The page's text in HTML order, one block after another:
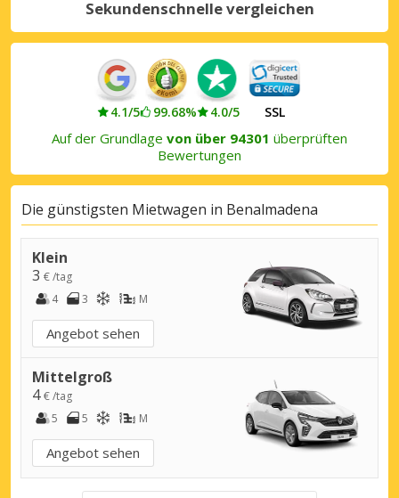
Sekundenschnelle vergleichen
4.1/5 99.68% 4.0/5 SSL
Auf der Grundlage von über 94301 überprüften
Bewertungen
Die günstigsten Mietwagen in Benalmadena
Klein
3 € /tag
4
3 M
Angebot sehen
Mittelgroß
4€ /tag
5
5 M
Angebot sehen